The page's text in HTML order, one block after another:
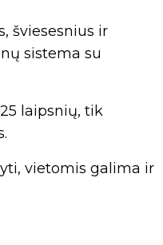
šviesesnius ir
sistema su
laipsnių, tik
vietomis galima ir